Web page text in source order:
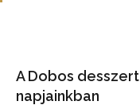
A Dobos
napjainkban